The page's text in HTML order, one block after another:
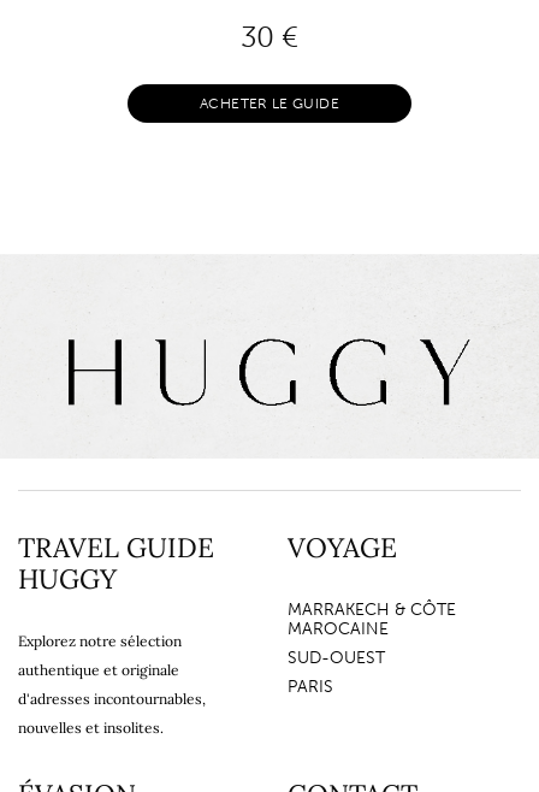
30 €
ACHETER LE GUIDE
TRAVEL GUIDE
HUGGY
Explorez notre sélection
authentique et originale
d'adresses incontournables,
nouvelles et insolites.
VOYAGE
MARRAKECH & CÔTE
MAROCAINE
SUD-OUEST
PARIS